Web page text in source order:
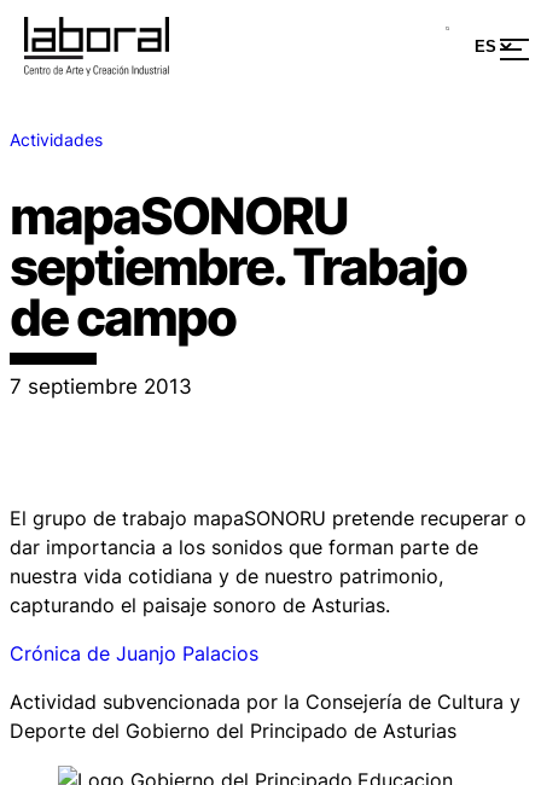
Actividades
mapaSONORU
septiembre. Trabajo
de campo
7 septiembre 2013
El grupo de trabajo mapaSONORU pretende recuperar o
dar importancia a los sonidos que forman parte de
nuestra vida cotidiana y de nuestro patrimonio,
capturando el paisaje sonoro de Asturias.
Crónica de Juanjo Palacios
Actividad subvencionada por la Consejería de Cultura y
Deporte del Gobierno del Principado de Asturias